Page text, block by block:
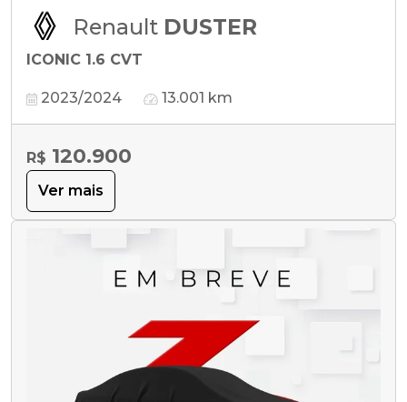
Renault DUSTER
ICONIC 1.6 CVT
2023/2024 13.001 km
R$ 120.900
Ver mais